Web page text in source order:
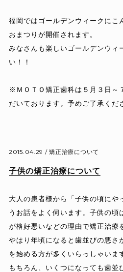
福岡ではゴールデンウィークにこ
おまつりが開催されます。
みなさんも楽しいゴールデンウィ
い！！
※ＭＯＴＯ矯正歯科は５月３日～
だいております。予めご了承くだ
2015.04.29 /矯正治療について
子供の矯正治療について
大人の患者様から「子供の頃にや
うお話をよく伺います。子供の頃
が格好悪いなどの理由で矯正治療
やはり年頃になると歯並びの悪さ
を始める方が多くいらっしゃいま
もちろん、いくつになっても歯並